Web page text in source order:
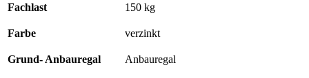
Fachlast 150 kg
Farbe verzinkt
Grund- Anbauregal Anbauregal